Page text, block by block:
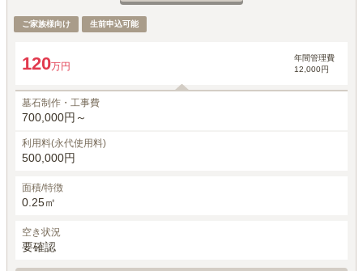
ご家族様向け 生前申込可能
120万円
年間管理費
12,000円
墓石制作・工事費
700,000円～
利用料(永代使用料)
500,000円
面積/特徴
0.25㎡
空き状況
要確認